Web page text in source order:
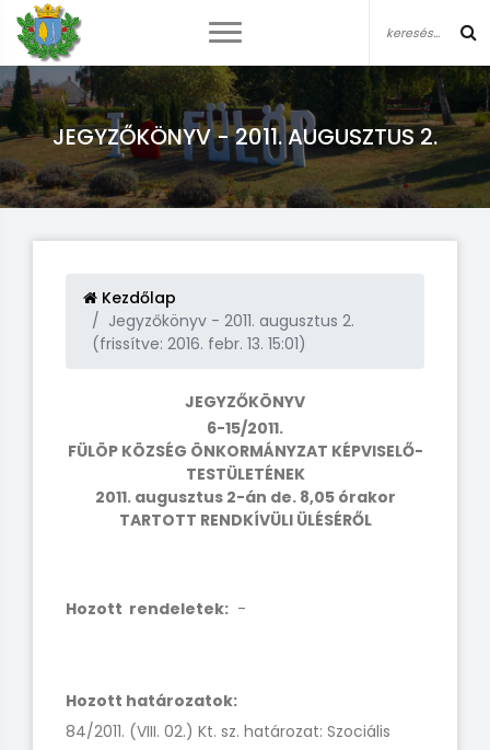
JEGYZŐKÖNYV - 2011. AUGUSZTUS 2.
Kezdőlap
Jegyzőkönyv - 2011. augusztus 2.
(frissítve: 2016. febr. 13. 15:01)
JEGYZŐKÖNYV
6-15/2011.
FÜLÖP KÖZSÉG ÖNKORMÁNYZAT KÉPVISELŐ-
TESTÜLETÉNEK
2011. augusztus 2-án de. 8,05 órakor
TARTOTT RENDKÍVÜLI ÜLÉSÉRŐL
Hozott rendeletek: -
Hozott határozatok:
84/2011. (VIII. 02.) Kt. sz. határozat: Szociális